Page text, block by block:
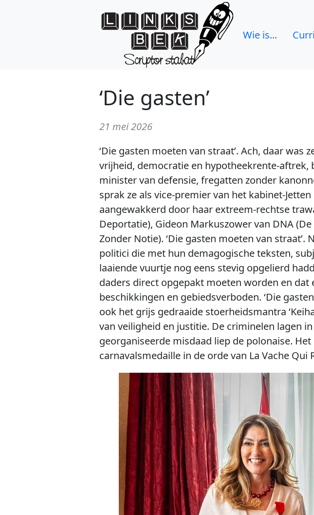
Wie is...
‘Die gasten’
21 mei 2026
‘Die gasten moeten van straat’. Ach, daar was
vrijheid, democratie en hypotheekrente-aftrek,
minister van defensie, fregatten zonder
sprak ze als vice-premier van het kabinet-
aangewakkerd door haar extreem-rechtse
Deportatie), Gideon Markuszower van DNA
Zonder Notie). ‘Die gasten moeten van
politici die met hun demagogische teksten,
laaiende vuurtje nog eens stevig opgelierd
daders direct opgepakt moeten worden en
beschikkingen en gebiedsverboden. ‘Die
ook het grijs gedraaide stoerheidsmantra
van veiligheid en justitie. De criminelen lagen
georganiseerde misdaad liep de polonaise.
carnavalsmedaille in de orde van La Vache Qui